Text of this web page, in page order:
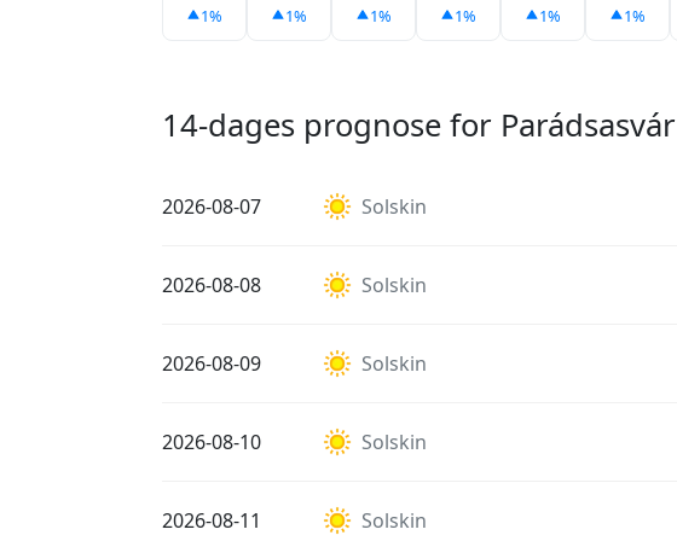
1% 1% 1% 1% 1% 1%
14-dages prognose for Parádsasvár
2026-08-07 Solskin
2026-08-08 Solskin
2026-08-09 Solskin
2026-08-10 Solskin
2026-08-11 Solskin